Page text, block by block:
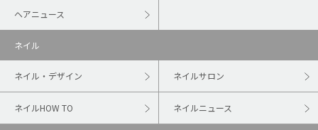
ヘアニュース
ネイル
ネイル・デザイン ネイルサロン
ネイルHOW TO ネイルニュース